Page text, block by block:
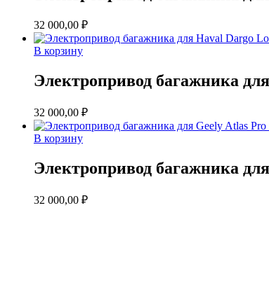
32 000,00 ₽
В корзину
Электропривод багажника
32 000,00 ₽
В корзину
Электропривод багажника
32 000,00 ₽